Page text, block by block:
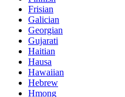
Frisian
Galician
Georgian
Gujarati
Haitian
Hausa
Hawaiian
Hebrew
Hmong